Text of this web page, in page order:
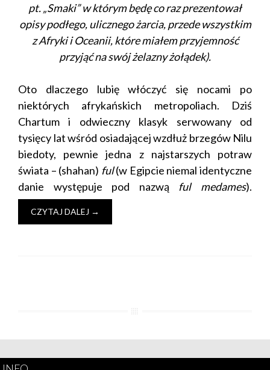
pt. „Smaki” w którym będę co raz prezentował
opisy podłego, ulicznego żarcia, przede wszystkim
z Afryki i Oceanii, które miałem przyjemność
przyjąć na swój żelazny żołądek).
Oto dlaczego lubię włóczyć się nocami po
niektórych afrykańskich metropoliach. Dziś
Chartum i odwieczny klasyk serwowany od
tysięcy lat wśród osiadającej wzdłuż brzegów Nilu
biedoty, pewnie jedna z najstarszych potraw
świata – (shahan) ful(w Egipcie niemal identyczne
danie występuje pod nazwą ful medames).
CZYTAJ DALEJ →